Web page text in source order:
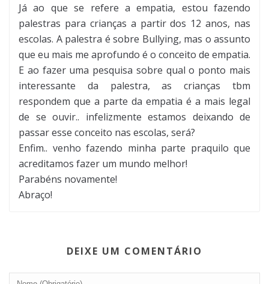
Já ao que se refere a empatia, estou fazendo
palestras para crianças a partir dos 12 anos, nas
escolas. A palestra é sobre Bullying, mas o assunto
que eu mais me aprofundo é o conceito de empatia.
E ao fazer uma pesquisa sobre qual o ponto mais
interessante da palestra, as crianças tbm
respondem que a parte da empatia é a mais legal
de se ouvir.. infelizmente estamos deixando de
passar esse conceito nas escolas, será?
Enfim.. venho fazendo minha parte praquilo que
acreditamos fazer um mundo melhor!
Parabéns novamente!
Abraço!
DEIXE UM COMENTÁRIO